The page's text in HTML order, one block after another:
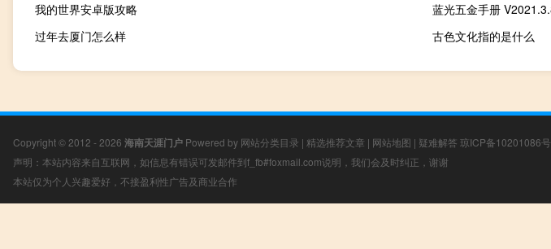
我的世界安卓版攻略
过年去厦门怎么样
古色文化指的是什么
Copyright © 2012 - 2026 海南天涯门户 Powered by 网站分类目录 | 精选推荐文章 | 网站地图 | 疑难解答 琼ICP备10201086号
声明：本站内容来自互联网，如信息有错误可发邮件到f_fb#foxmail.com说明，我们会及时纠正，谢谢
本站仅为个人兴趣爱好，不接盈利性广告及商业合作